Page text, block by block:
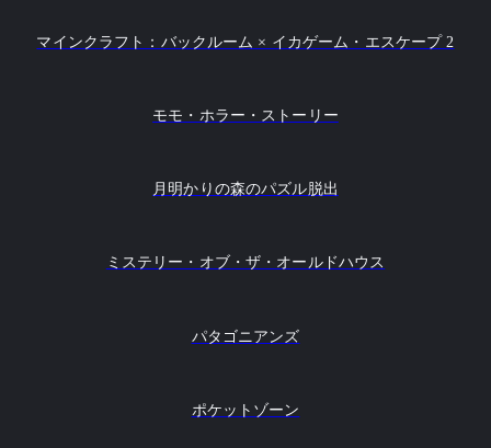
マインクラフト：バックルーム × イカゲーム・エスケープ 2
モモ・ホラー・ストーリー
月明かりの森のパズル脱出
ミステリー・オブ・ザ・オールドハウス
パタゴニアンズ
ポケットゾーン